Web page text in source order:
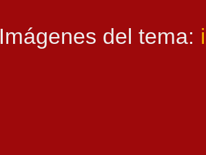
Imágenes del tema: